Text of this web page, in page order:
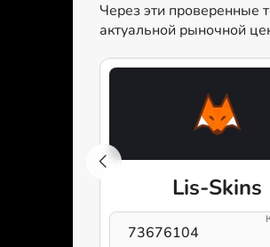
Через эти проверенные
актуальной рыночной
Lis-Skins
73676104